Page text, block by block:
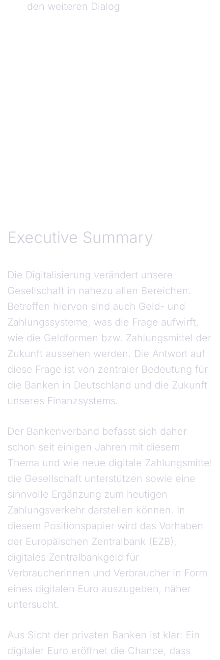
den weiteren Dialog
Executive Summary
Die Digitalisierung verändert unsere
Gesellschaft in nahezu allen Bereichen.
Betroffen hiervon sind auch Geld- und
Zahlungssysteme, was die Frage aufwirft,
wie die Geldformen bzw. Zahlungsmittel der
Zukunft aussehen werden. Die Antwort auf
diese Frage ist von zentraler Bedeutung für
die Banken in Deutschland und die Zukunft
unseres Finanzsystems.
Der Bankenverband befasst sich daher
schon seit einigen Jahren mit diesem
Thema und wie neue digitale Zahlungsmittel
die Gesellschaft unterstützen sowie eine
sinnvolle Ergänzung zum heutigen
Zahlungsverkehr darstellen können. In
diesem Positionspapier wird das Vorhaben
der Europäischen Zentralbank (EZB),
digitales Zentralbankgeld für
Verbraucherinnen und Verbraucher in Form
eines digitalen Euro auszugeben, näher
untersucht.
Aus Sicht der privaten Banken ist klar: Ein
digitaler Euro eröffnet die Chance, dass